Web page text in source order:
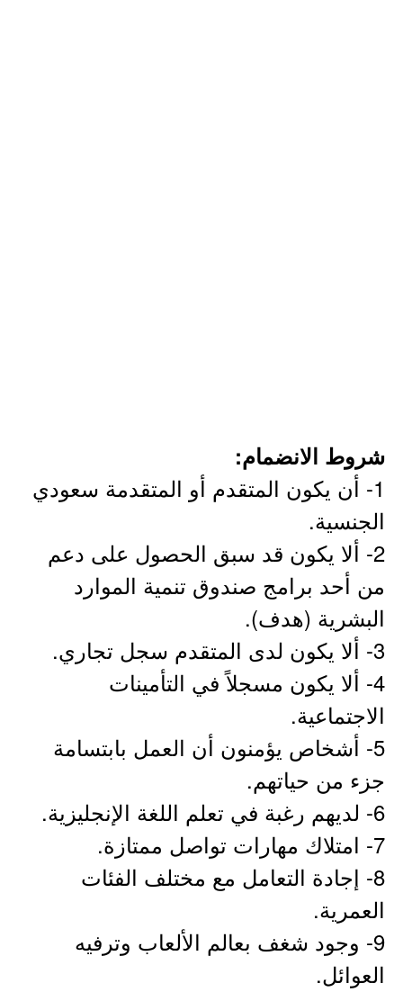
شروط الانضمام:
1- أن يكون المتقدم أو المتقدمة سعودي
الجنسية.
2- ألا يكون قد سبق الحصول على دعم
من أحد برامج صندوق تنمية الموارد
البشرية (هدف).
3- ألا يكون لدى المتقدم سجل تجاري.
4- ألا يكون مسجلاً في التأمينات
الاجتماعية.
5- أشخاص يؤمنون أن العمل بابتسامة
جزء من حياتهم.
6- لديهم رغبة في تعلم اللغة الإنجليزية.
7- امتلاك مهارات تواصل ممتازة.
8- إجادة التعامل مع مختلف الفئات
العمرية.
9- وجود شغف بعالم الألعاب وترفيه
العوائل.